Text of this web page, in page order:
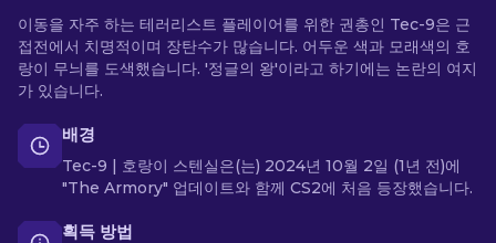
이동을 자주 하는 테러리스트 플레이어를 위한 권총인 Tec-9은 근
접전에서 치명적이며 장탄수가 많습니다. 어두운 색과 모래색의 호
랑이 무늬를 도색했습니다. '정글의 왕'이라고 하기에는 논란의 여지
가 있습니다.
배경
Tec-9 | 호랑이 스텐실은(는) 2024년 10월 2일 (1년 전)에
"The Armory" 업데이트와 함께 CS2에 처음 등장했습니다.
획득 방법